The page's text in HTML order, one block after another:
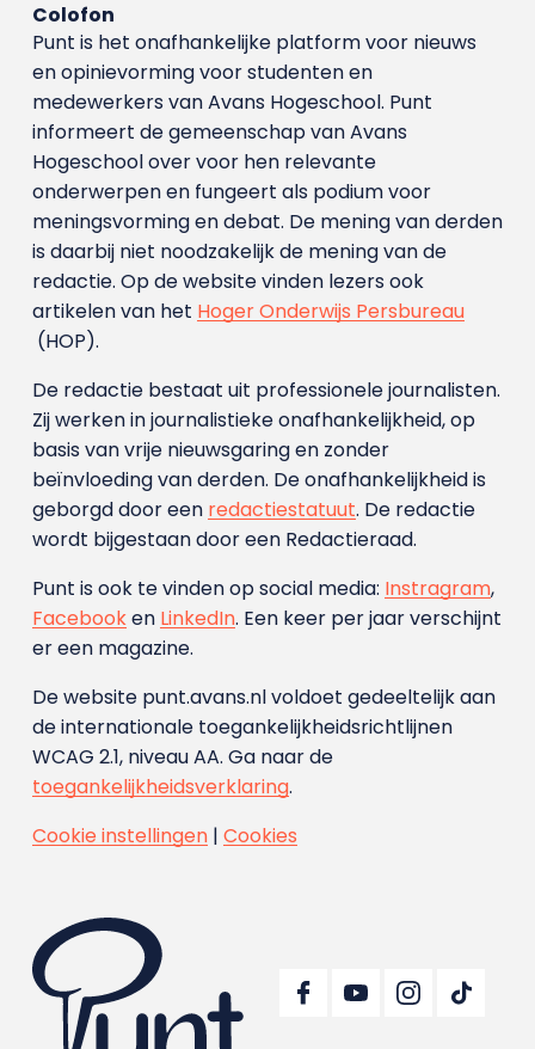
Colofon
Punt is het onafhankelijke platform voor nieuws
en opinievorming voor studenten en
medewerkers van Avans Hoge­school. Punt
informeert de gemeenschap van Avans
Hogeschool over voor hen relevante
onderwerpen en fungeert als podium voor
meningsvorming en debat. De mening van derden
is daarbij niet noodzakelijk de mening van de
redactie. Op de website vinden lezers ook
artikelen van het Hoger Onderwijs Persbureau
(HOP).
De redactie bestaat uit professionele journalisten.
Zij werken in journalistieke onafhankelijkheid, op
basis van vrije nieuwsgaring en zonder
beïnvloeding van derden. De onafhankelijkheid is
geborgd door een redactiestatuut. De redactie
wordt bijgestaan door een Redactieraad.
Punt is ook te vinden op social media: Instragram,
Facebooken LinkedIn. Een keer per jaar verschijnt
er een magazine.
De website punt.avans.nl voldoet gedeeltelijk aan
de internationale toegankelijkheidsrichtlijnen
WCAG 2.1, niveau AA. Ga naar de
toegankelijkheidsverklaring.
Cookie instellingen| Cookies